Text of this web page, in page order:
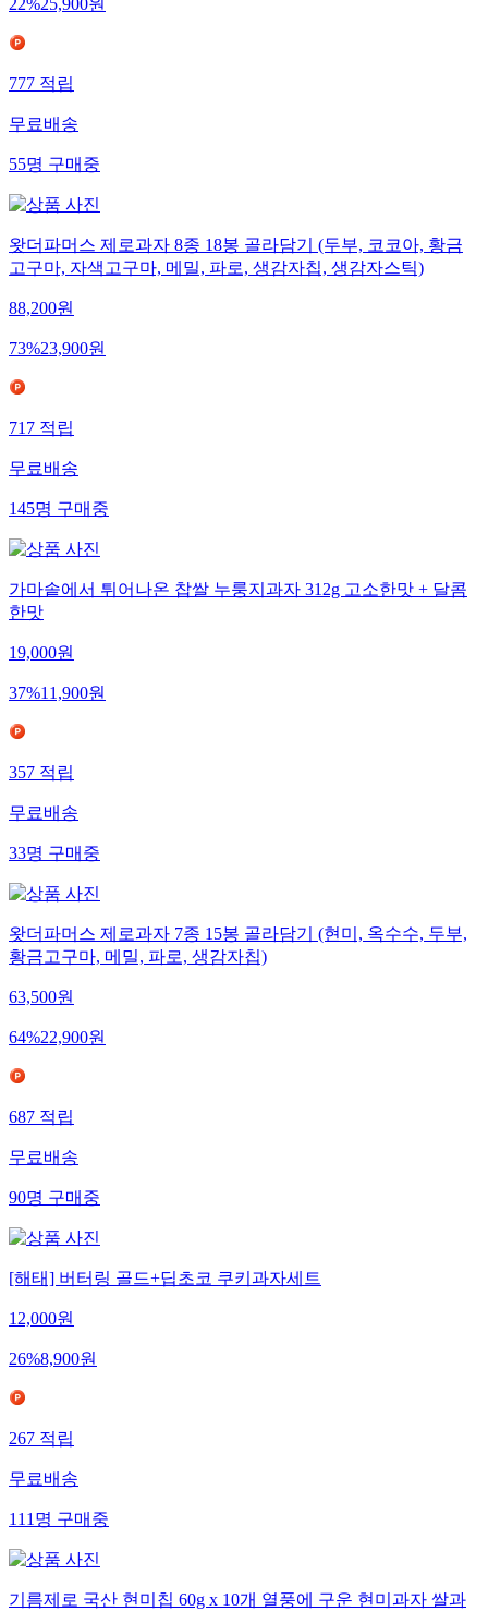
22%25,900원
777 적립
무료배송
55명 구매중
왓더파머스 제로과자 8종 18봉 골라담기 (두부, 코코아, 황금
고구마, 자색고구마, 메밀, 파로, 생감자칩, 생감자스틱)
88,200원
73%23,900원
717 적립
무료배송
145명 구매중
가마솥에서 튀어나온 찹쌀 누룽지과자 312g 고소한맛 + 달콤
한맛
19,000원
37%11,900원
357 적립
무료배송
33명 구매중
왓더파머스 제로과자 7종 15봉 골라담기 (현미, 옥수수, 두부,
황금고구마, 메밀, 파로, 생감자칩)
63,500원
64%22,900원
687 적립
무료배송
90명 구매중
[해태] 버터링 골드+딥초코 쿠키과자세트
12,000원
26%8,900원
267 적립
무료배송
111 명 구매중
기름제로 국산 현미칩 60g x 10개 열풍에 구운 현미과자 쌀과